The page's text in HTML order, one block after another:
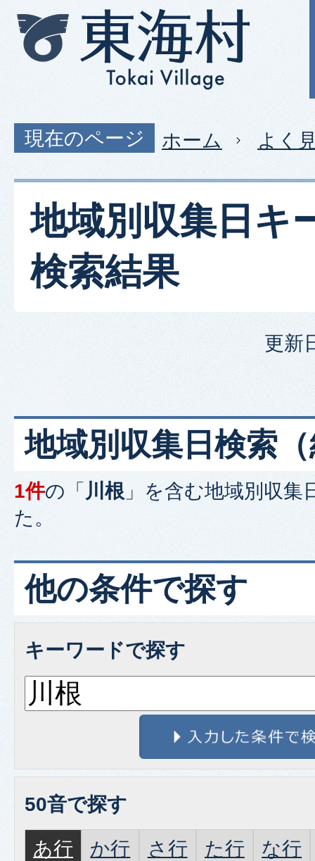
現在のページ ホーム よく
地域別収集日キ
検索結果
更新
地域別収集日検索
1件の「 川根 」を含む地域別収集
た。
他の条件で探す
キーワードで探す
50音で探す
あ行 か行 さ行 た行 な行